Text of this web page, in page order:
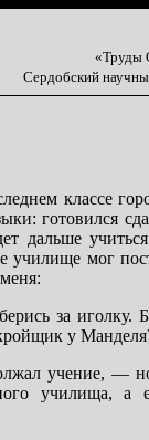
«Труды
Сердобский
клaссе
готовился
дaльше
училище мог
зa иголку.
у
учение, —
училищa, a